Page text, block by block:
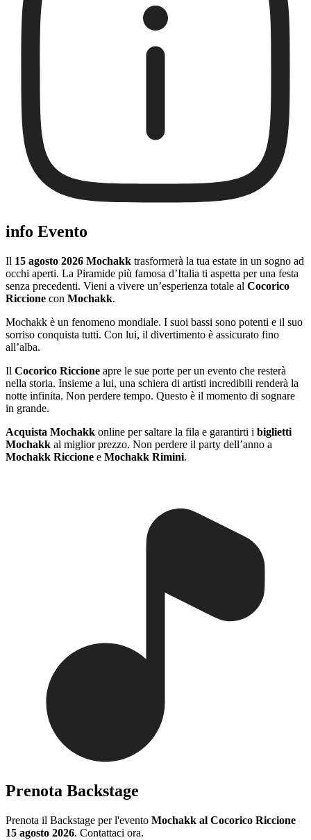
info Evento
Il 15 agosto 2026 Mochakk trasformerà la tua estate in un sogno ad
occhi aperti. La Piramide più famosa d’Italia ti aspetta per una festa
senza precedenti. Vieni a vivere un’esperienza totale al Cocorico
Riccione con Mochakk.
Mochakk è un fenomeno mondiale. I suoi bassi sono potenti e il suo
sorriso conquista tutti. Con lui, il divertimento è assicurato fino
all’alba.
Il Cocorico Riccione apre le sue porte per un evento che resterà
nella storia. Insieme a lui, una schiera di artisti incredibili renderà la
notte infinita. Non perdere tempo. Questo è il momento di sognare
in grande.
Acquista Mochakk online per saltare la fila e garantirti i biglietti
Mochakk al miglior prezzo. Non perdere il party dell’anno a
Mochakk Riccione e Mochakk Rimini.
Prenota Backstage
Prenota il Backstage per l'evento Mochakk al Cocorico Riccione
15 agosto 2026. Contattaci ora.